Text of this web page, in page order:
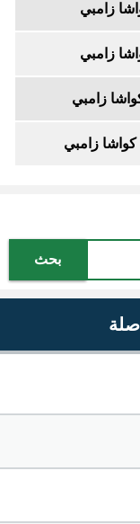
زامبي
زامبي
زامبي
كواشا زامبي
بحث